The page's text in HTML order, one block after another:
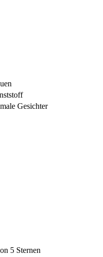
Gesichter
5 Sternen